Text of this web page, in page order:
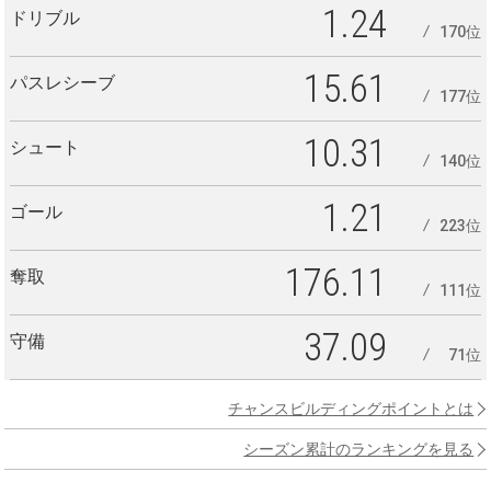
ドリブル 1.24 170位
パスレシーブ 15.61 177位
シュート 10.31 140位
ゴール 1.21 223位
奪取 176.11 111位
守備 37.09 71位
チャンスビルディングポイントとは
シーズン累計のランキングを見る